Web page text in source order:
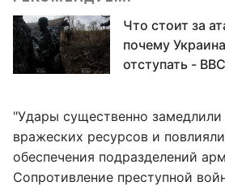
Что стоит за
почему
отступать - BBC
"Удары существенно
вражеских ресурсов и
обеспечения подразделений
Сопротивление преступной